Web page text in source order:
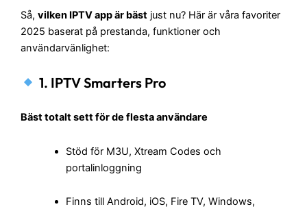
Så, vilken IPTV app är bäst just nu? Här är våra favoriter
2025 baserat på prestanda, funktioner och
användarvänlighet:
1. IPTV Smarters Pro
Bäst totalt sett för de flesta användare
Stöd för M3U, Xtream Codes och
portalinloggning
Finns till Android, iOS, Fire TV, Windows,